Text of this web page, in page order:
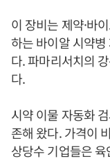
이 장비는 제약·바
하는 바이알 시약
다. 파마리서치의
다.
시약 이물 자동화
존해 왔다. 가격이
상당수 기업들은